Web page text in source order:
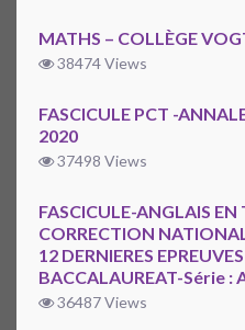
MATHS – COLLÈGE
38474 Views
FASCICULE PCT -
2020
37498 Views
FASCICULE-ANGLAIS EN
CORRECTION
12 DERNIERES
BACCALAUREAT-Série :
36487 Views